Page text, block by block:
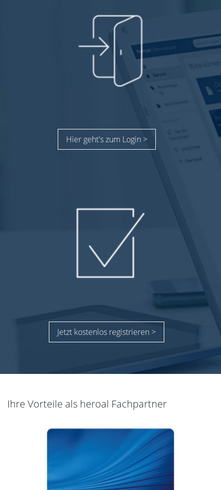
Hier geht's zum Login >
Jetzt kostenlos registrieren >
Ihre Vorteile als heroal Fachpartner